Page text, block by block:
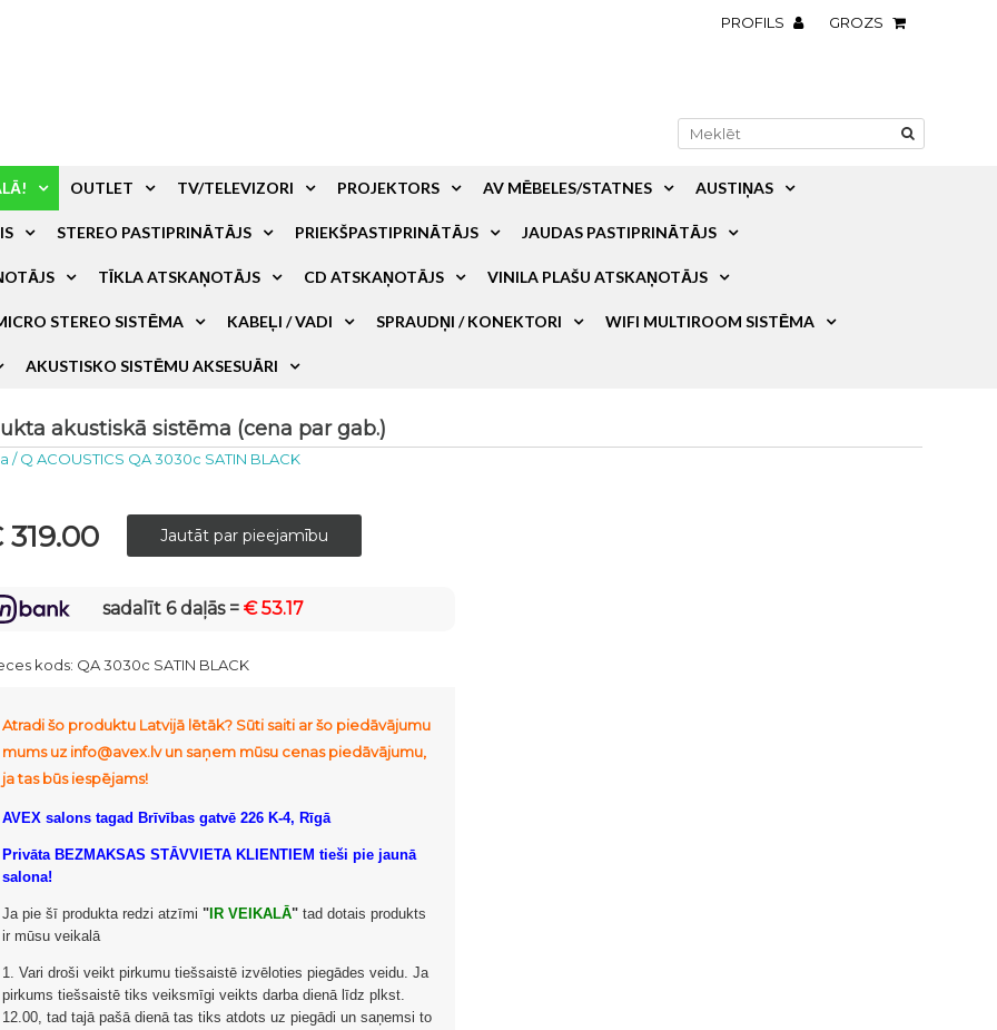
PROFILS GROZS
OUTLET TV/TELEVIZORI PROJEKTORS AV MĒBELES/STATNES AUSTIŅAS
STEREO PASTIPRINĀTĀJS PRIEKŠPASTIPRINĀTĀJS JAUDAS PASTIPRINĀTĀJS
TĪKLA ATSKAŅOTĀJS CD ATSKAŅOTĀJS VINILA PLAŠU ATSKAŅOTĀJS
STEREO SISTĒMA KABEĻI / VADI SPRAUDŅI / KONEKTORI WIFI MULTIROOM SISTĒMA
AKUSTISKO SISTĒMU AKSESUĀRI
akustiskā sistēma (cena par gab.)
/Q ACOUSTICS QA 3030c SATIN BLACK
sadalīt 6 daļās =€ 53.17
kods: QA 3030c SATIN BLACK
Atradi šo produktu Latvijā lētāk? Sūti saiti ar šo piedāvājumu
mums uz info@avex.lv un saņem mūsu cenas piedāvājumu,
ja tas būs iespējams!
AVEX salons tagad Brīvības gatvē 226 K-4, Rīgā
Privāta BEZMAKSAS STĀVVIETA KLIENTIEM tieši pie jaunā
salona!
Ja pie šī produkta redzi atzīmi " IR VEIKALĀ" tad dotais produkts
ir mūsu veikalā
1. Vari droši veikt pirkumu tiešsaistē izvēloties piegādes veidu. Ja
pirkums tiešsaistē tiks veiksmīgi veikts darba dienā līdz plkst.
12.00, tad tajā pašā dienā tas tiks atdots uz piegādi un saņemsi to